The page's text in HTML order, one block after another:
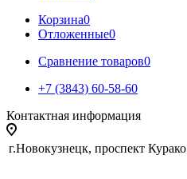
Корзина0
Отложенные0
Сравнение товаров0
+7 (3843) 60-58-60
Контактная информация
г.Новокузнецк, проспект